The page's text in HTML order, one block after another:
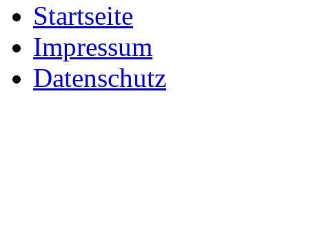
Startseite
Impressum
Datenschutz